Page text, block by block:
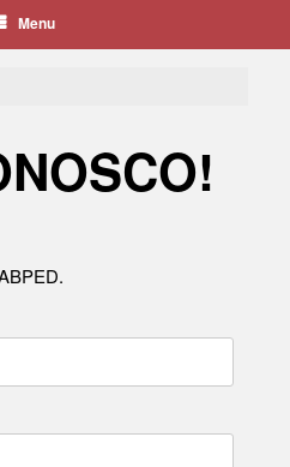
Menu